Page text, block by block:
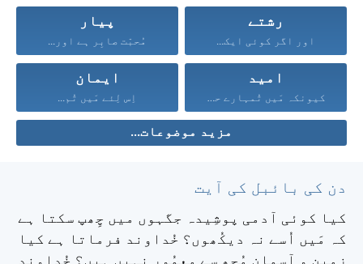
رشتے
اور اگر کوئی ایک...
پیار
مُحبّت صابِر ہے اور...
امید
کیونکہ مَیں تُمہارے حق...
ایمان
اِس لِئے مَیں تُم...
مزید موضوعات...
دن کی بائبل کی آیت
کیا کوئی آدمی پوشِیدہ جگہوں میں چِھپ سکتا ہے
کہ مَیں اُسے نہ دیکُھوں؟ خُداوند فرماتا ہے کیا